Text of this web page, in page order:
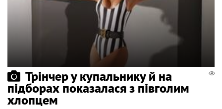
Трінчер у купальнику й на
підборах показалася з півголим
хлопцем